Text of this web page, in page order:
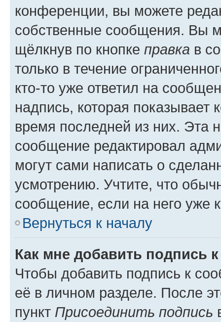
конференции, вы можете
собственные сообщения. Вы
щёлкнув по кнопке правка в
только в течение
кто-то уже ответил на
надпись, которая показывает
время последней из них. Эта
сообщение редактировал
могут сами написать о
усмотрению. Учтите, что
сообщение, если на него уже
Вернуться к началу
Как мне добавить подпись
Чтобы добавить подпись к
её в личном разделе. После
пункт Присоединить подпись